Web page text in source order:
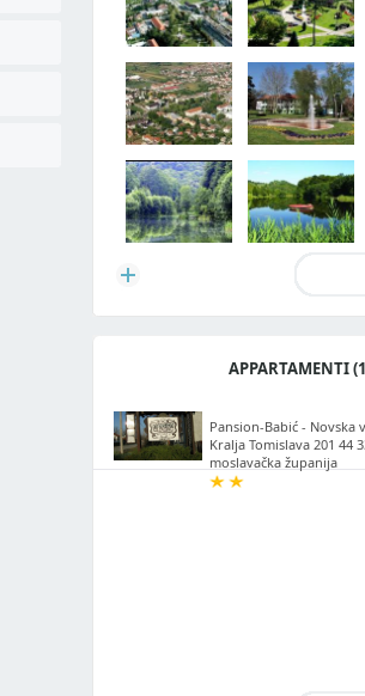
APPARTAMENTI
Pansion-Babić - Novska
Kralja Tomislava 201 44
moslavačka županija